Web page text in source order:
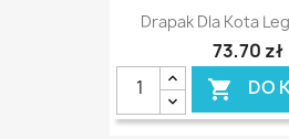
Drapak Dla Kota
73,70 zł
 DO